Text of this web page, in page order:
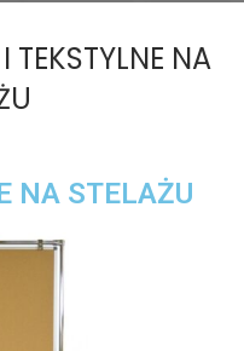
TEKSTYLNE NA
NA STELAŻU